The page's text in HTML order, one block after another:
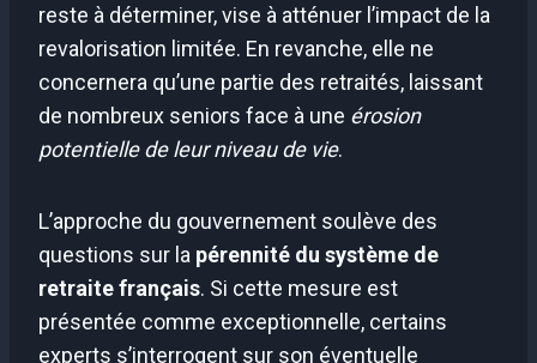
reste à déterminer, vise à atténuer l’impact de la
revalorisation limitée. En revanche, elle ne
concernera qu’une partie des retraités, laissant
de nombreux seniors face à une érosion
potentielle de leur niveau de vie.
L’approche du gouvernement soulève des
questions sur la pérennité du système de
retraite français. Si cette mesure est
présentée comme exceptionnelle, certains
experts s’interrogent sur son éventuelle